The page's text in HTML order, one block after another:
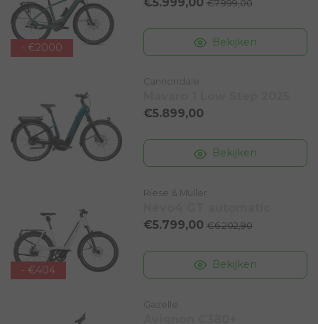
- €2000
€7.999,00
Bekijken
Cannondale
€5.899,00
Bekijken
- €404
Riese & Müller
€5.799,00 €6.202,90
Bekijken
Gazelle